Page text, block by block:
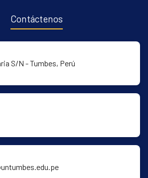
Contáctenos
S/N - Tumbes, Perú